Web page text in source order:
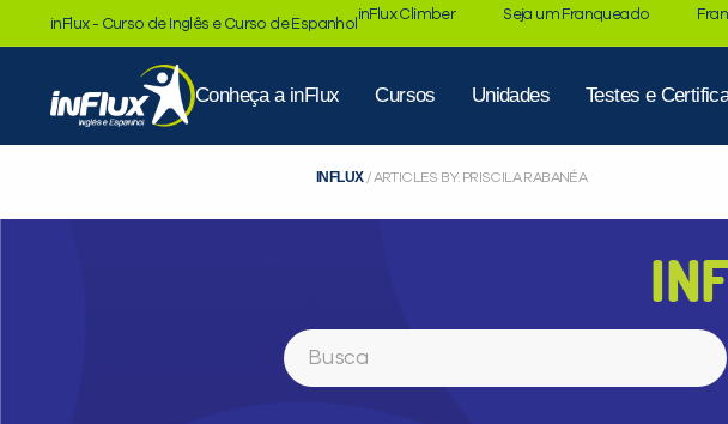
inFlux - Curso de Inglês e Curso de Espanhol
inFlux Climber Seja um Franqueado
Conheça a inFlux Cursos Unidades Testes e
INFLUX/ ARTICLES BY: PRISCILA RABANÉA
Buscar